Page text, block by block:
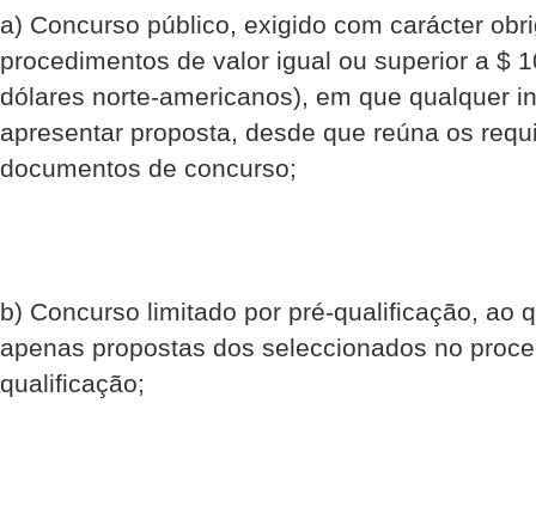
a) Concurso público, exigido com carácter
procedimentos de valor igual ou superior a $
dólares norte-americanos), em que qualquer
apresentar proposta, desde que reúna os
documentos de concurso;
b) Concurso limitado por pré-qualificação, ao
apenas propostas dos seleccionados no
qualificação;